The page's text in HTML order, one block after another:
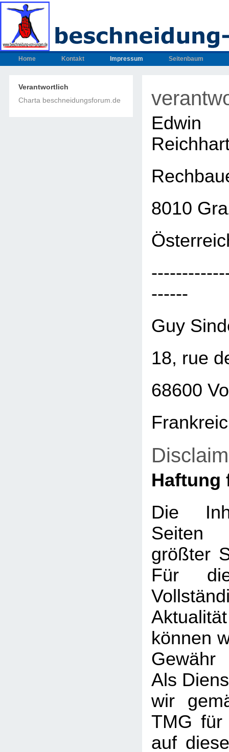
Home Kontakt Impressum Seitenbaum
Verantwortlich
Charta beschneidungsforum.de
8010
------
Guy
18, rue
68600
Haftung
Die
Seiten
größter
Für
können
Gewähr
Als
wir
TMG für
auf